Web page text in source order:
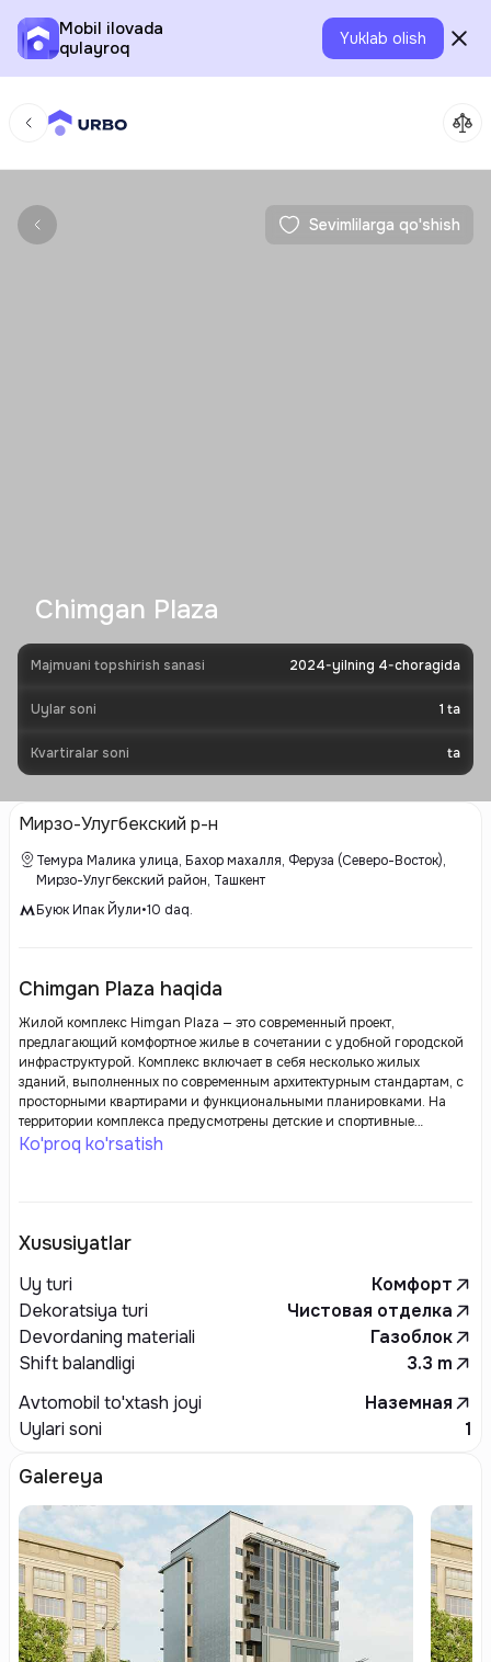
Mobil ilovada
qulayroq
Yuklab olish
Sevimlilarga qo'shish
Chimgan Plaza
Majmuani topshirish sanasi 2024-yilning 4-choragida
Uylar soni 1 ta
Kvartiralar soni ta
Мирзо-Улугбекский р-н
Темура Малика улица, Бахор махалля, Феруза (Северо-Восток),
Мирзо-Улугбекский район, Ташкент
Буюк Ипак Йули•10 daq.
Chimgan Plaza haqida
Жилой комплекс Himgan Plaza — это современный проект,
предлагающий комфортное жилье в сочетании с удобной городской
инфраструктурой. Комплекс включает в себя несколько жилых
зданий, выполненных по современным архитектурным стандартам, с
просторными квартирами и функциональными планировками. На
территории комплекса предусмотрены детские и спортивные
площадки, зоны отдыха, а также подземный паркинг. Himgan Plaza
Ko'proq ko'rsatish
Xususiyatlar
Uy turi
Комфорт
Dekoratsiya turi
Чистовая отделка
Devordaning materiali
Газоблок
Shift balandligi
3.3 m
Avtomobil to'xtash joyi
Наземная
Uylari soni
1
Galereya